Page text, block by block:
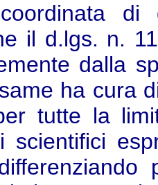
di
il d.lgs. n.
dalla
ha cura
tutte la
scientifici